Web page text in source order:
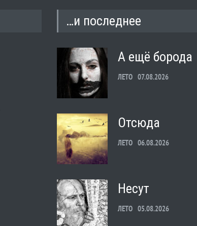
…и последнее
А ещё борода
ЛЕТО 07.08.2026
Отсюда
ЛЕТО 06.08.2026
Несут
ЛЕТО 05.08.2026